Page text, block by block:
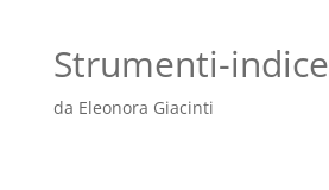
Strumenti-indice
da Eleonora Giacinti